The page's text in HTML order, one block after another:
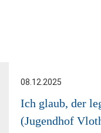
08.12.2025
Ich glaub, der
(Jugendhof